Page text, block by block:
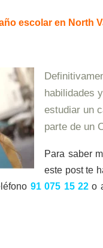
año escolar en North
habilidades
estudiar un
parte de un
Para saber
este post te
91 075 15 22 o